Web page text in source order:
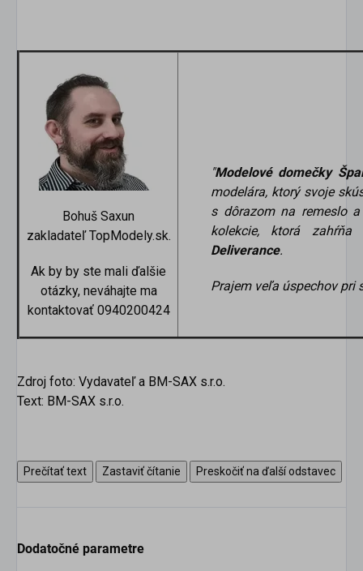
Bohuš Saxun
zakladateľ TopModely.sk.
Ak by by ste mali ďalšie
otázky, neváhajte ma
kontaktovať 0940200424
"Modelové domečky
modelára, ktorý svoje
s dôrazom na remeslo
kolekcie, ktorá
Deliverance.
Prajem veľa úspechov pri
Zdroj foto: Vydavateľ a BM-SAX s.r.o.
Text: BM-SAX s.r.o.
Prečítať text Zastaviť čítanie Preskočiť na ďalší odstavec
Dodatočné parametre